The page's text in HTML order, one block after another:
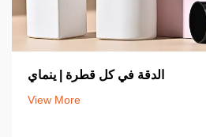
الدقة في كل قطرة | ينماي
View More